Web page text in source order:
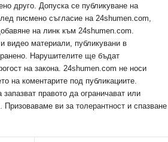
друго. Допуска се публикуване на
писмено съгласие на 24shumen.com,
на линк към 24shumen.com.
видео материали, публикувани в
Нарушителите ще бъдат
на закона. 24shumen.com не носи
на коментарите под публикациите.
правото да ограничават или
Призоваваме ви за толерантност и спазване